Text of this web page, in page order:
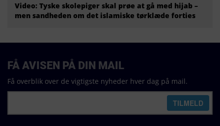
Video: Tyske skolepiger skal prøe at gå med hijab –
men sandheden om det islamiske tørklæde forties
FÅ AVISEN PÅ DIN MAIL
Få overblik over de vigtigste nyheder hver dag på mail.